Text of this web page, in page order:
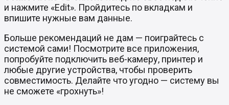
и нажмите «Edit». Пройдитесь по вкладкам и
впишите нужные вам данные.
Больше рекомендаций не дам — поиграйтесь с
системой сами! Посмотрите все приложения,
попробуйте подключить веб-камеру, принтер и
любые другие устройства, чтобы проверить
совместимость. Делайте что угодно — систему вы
не сможете «грохнуть»!